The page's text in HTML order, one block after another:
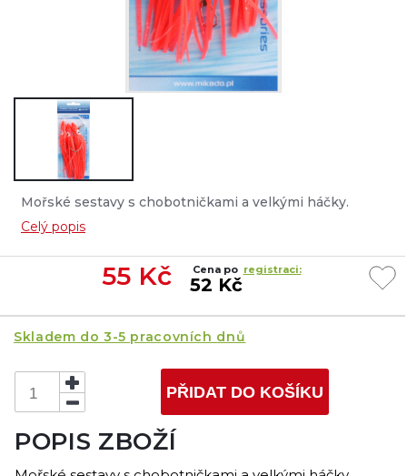
Mořské sestavy s chobotničkami a velkými háčky.
Ideální systémy pro lov v Norsku....
Celý popis
55Kč Cena po registraci:
52 Kč
Skladem do 3-5 pracovních dnů
PŘIDAT DO KOŠÍKU
POPIS ZBOŽÍ